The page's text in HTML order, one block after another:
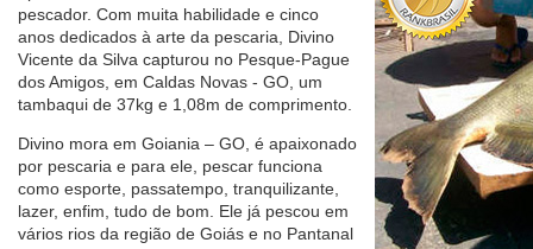
pescador. Com muita habilidade e cinco
anos dedicados à arte da pescaria, Divino
Vicente da Silva capturou no Pesque-Pague
dos Amigos, em Caldas Novas - GO, um
tambaqui de 37kg e 1,08m de comprimento.
Divino mora em Goiania – GO, é apaixonado
por pescaria e para ele, pescar funciona
como esporte, passatempo, tranquilizante,
lazer, enfim, tudo de bom. Ele já pescou em
vários rios da região de Goiás e no Pantanal